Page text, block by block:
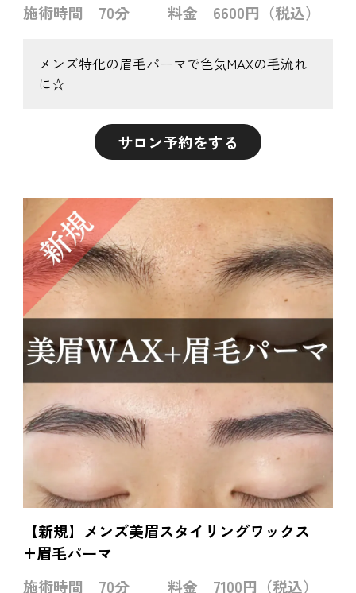
施術時間
70分 料金 6600円（税込）
メンズ特化の眉毛パーマで色気MAXの毛流れ
に☆
サロン予約をする
【新規】メンズ美眉スタイリングワックス
+眉毛パーマ
施術時間
70分 料金 7100円（税込）